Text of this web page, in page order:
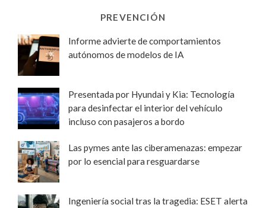
PREVENCIÓN
Informe advierte de comportamientos
autónomos de modelos de IA
Presentada por Hyundai y Kia: Tecnología
para desinfectar el interior del vehículo
incluso con pasajeros a bordo
Las pymes ante las ciberamenazas: empezar
por lo esencial para resguardarse
Ingeniería social tras la tragedia: ESET alerta